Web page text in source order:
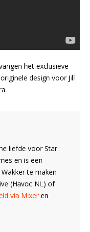
het exclusieve
design voor Jill
liefde voor Star
en is een
te maken
(Havoc NL) of
via Mixeren